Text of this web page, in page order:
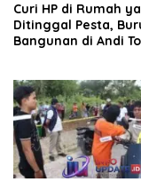
Curi HP di Rumah
Ditinggal Pesta,
Bangunan di Andi